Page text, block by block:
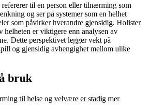
til en person eller tilnærming som
og ser på systemer som en helhet
som påvirker hverandre gjensidig. Holister
helheten er viktigere enn analysen av
Dette perspektivet legger vekt på
og gjensidig avhengighet mellom ulike
bruk
til helse og velvære er stadig mer